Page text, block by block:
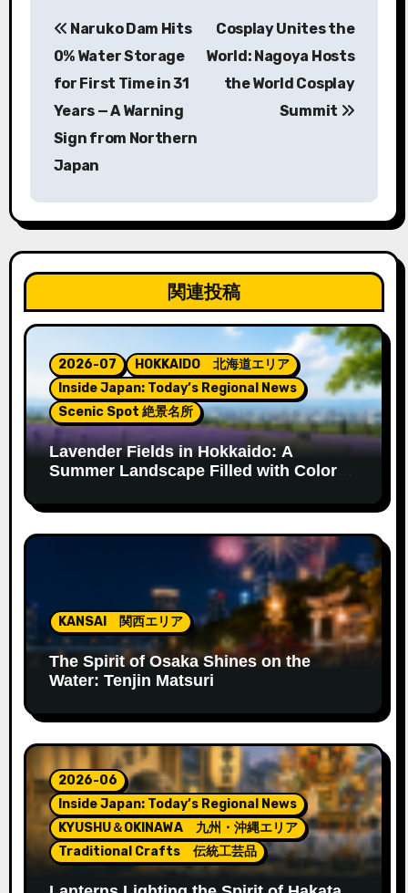
稿
ナ
ビ
ゲ
ー
シ
ョ
ン
Naruko Dam Hits
0% Water Storage
for First Time in 31
Years — A Warning
Sign from Northern
Japan
Cosplay Unites the
World: Nagoya Hosts
the World Cosplay
Summit
関連投稿
2026-07
HOKKAIDO 北海道エリア
Inside Japan: Today’s Regional News
Scenic Spot 絶景名所
Lavender Fields in Hokkaido: A
Summer Landscape Filled with Color
KANSAI 関西エリア
The Spirit of Osaka Shines on the
Water: Tenjin Matsuri
2026-06
Inside Japan: Today’s Regional News
KYUSHU＆OKINAWA 九州・沖縄エリア
Traditional Crafts 伝統工芸品